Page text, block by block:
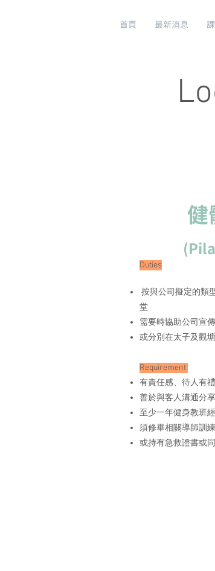
首頁 最新消息
Duties
按與公司擬定的類
堂
需要時協助公司宣傳
或分別在太子及觀
Requirement
有責任感、待人有
善於與客人溝通分享 ​
至少一年健身教班
須修畢相關導師訓
或持有急救證書或
健